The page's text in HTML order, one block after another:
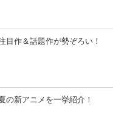
目作＆話題作が勢ぞろい！
の新アニメを一挙紹介！